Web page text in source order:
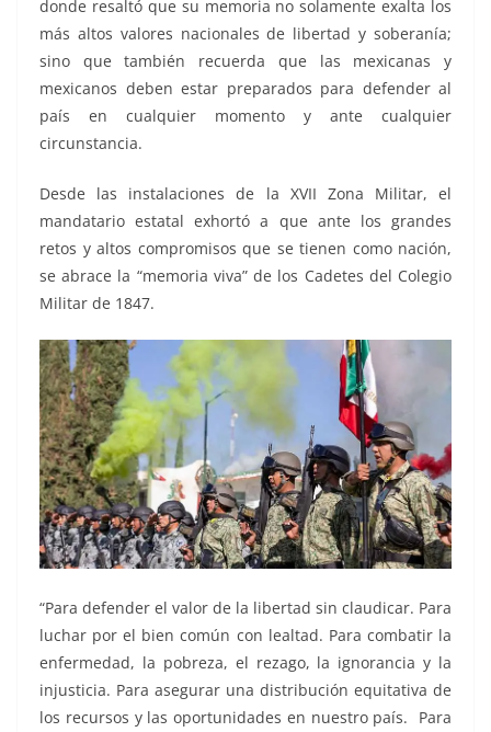
donde resaltó que su memoria no solamente exalta los
más altos valores nacionales de libertad y soberanía;
sino que también recuerda que las mexicanas y
mexicanos deben estar preparados para defender al
país en cualquier momento y ante cualquier
circunstancia.
Desde las instalaciones de la XVII Zona Militar, el
mandatario estatal exhortó a que ante los grandes
retos y altos compromisos que se tienen como nación,
se abrace la “memoria viva” de los Cadetes del Colegio
Militar de 1847.
“Para defender el valor de la libertad sin claudicar. Para
luchar por el bien común con lealtad. Para combatir la
enfermedad, la pobreza, el rezago, la ignorancia y la
injusticia. Para asegurar una distribución equitativa de
los recursos y las oportunidades en nuestro país. Para